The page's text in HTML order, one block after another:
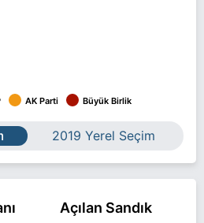
AK Parti Büyük Birlik
2019 Yerel Seçim
Açılan Sandık